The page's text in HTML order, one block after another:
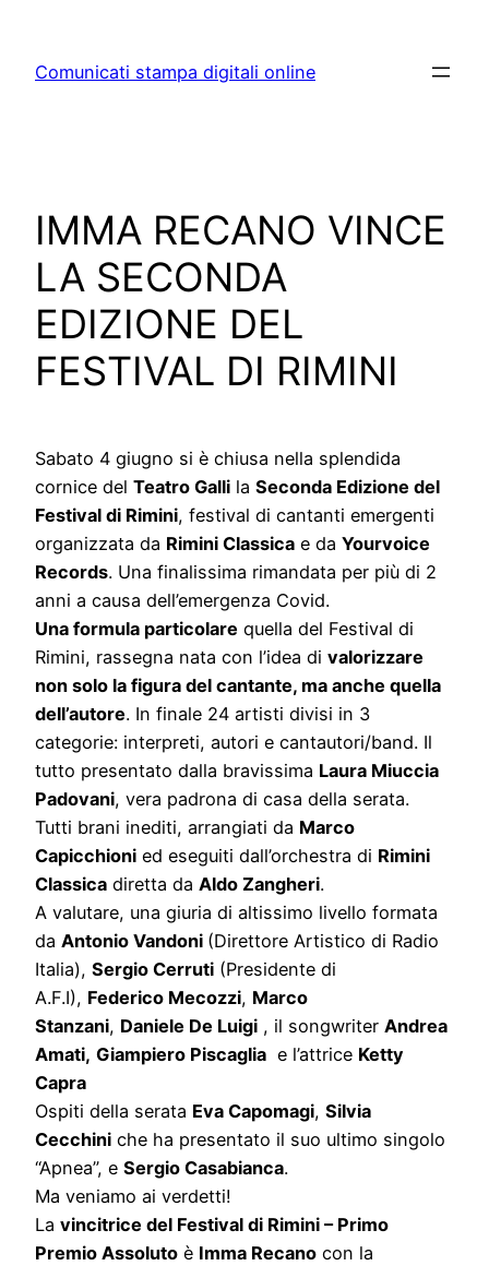
content
Comunicati stampa digitali online
IMMA RECANO VINCE
LA SECONDA
EDIZIONE DEL
FESTIVAL DI RIMINI
Sabato 4 giugno si è chiusa nella splendida
cornice del Teatro Galli la Seconda Edizione del
Festival di Rimini, festival di cantanti emergenti
organizzata da Rimini Classica e da Yourvoice
Records. Una finalissima rimandata per più di 2
anni a causa dell’emergenza Covid.
Una formula particolare quella del Festival di
Rimini, rassegna nata con l’idea di valorizzare
non solo la figura del cantante, ma anche quella
dell’autore. In finale 24 artisti divisi in 3
categorie: interpreti, autori e cantautori/band. Il
tutto presentato dalla bravissima Laura Miuccia
Padovani, vera padrona di casa della serata.
Tutti brani inediti, arrangiati da Marco
Capicchioni ed eseguiti dall’orchestra di Rimini
Classica diretta da Aldo Zangheri.
A valutare, una giuria di altissimo livello formata
da Antonio Vandoni (Direttore Artistico di Radio
Italia), Sergio Cerruti (Presidente di
A.F.I), Federico Mecozzi, Marco
Stanzani, Daniele De Luigi , il songwriter Andrea
Amati, Giampiero Piscaglia e l’attrice Ketty
Capra
Ospiti della serata Eva Capomagi, Silvia
Cecchini che ha presentato il suo ultimo singolo
“Apnea”, e Sergio Casabianca.
Ma veniamo ai verdetti!
La vincitrice del Festival di Rimini – Primo
Premio Assoluto è Imma Recano con la